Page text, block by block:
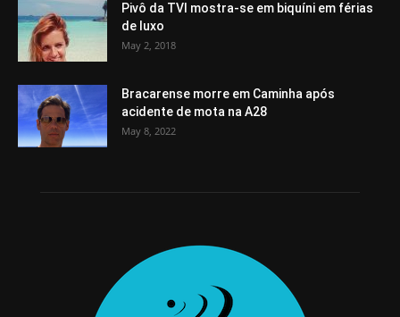
Pivô da TVI mostra-se em biquíni em férias
de luxo
May 2, 2018
Bracarense morre em Caminha após
acidente de mota na A28
May 8, 2022